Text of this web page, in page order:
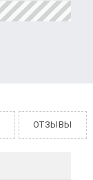
ОТЗЫВЫ